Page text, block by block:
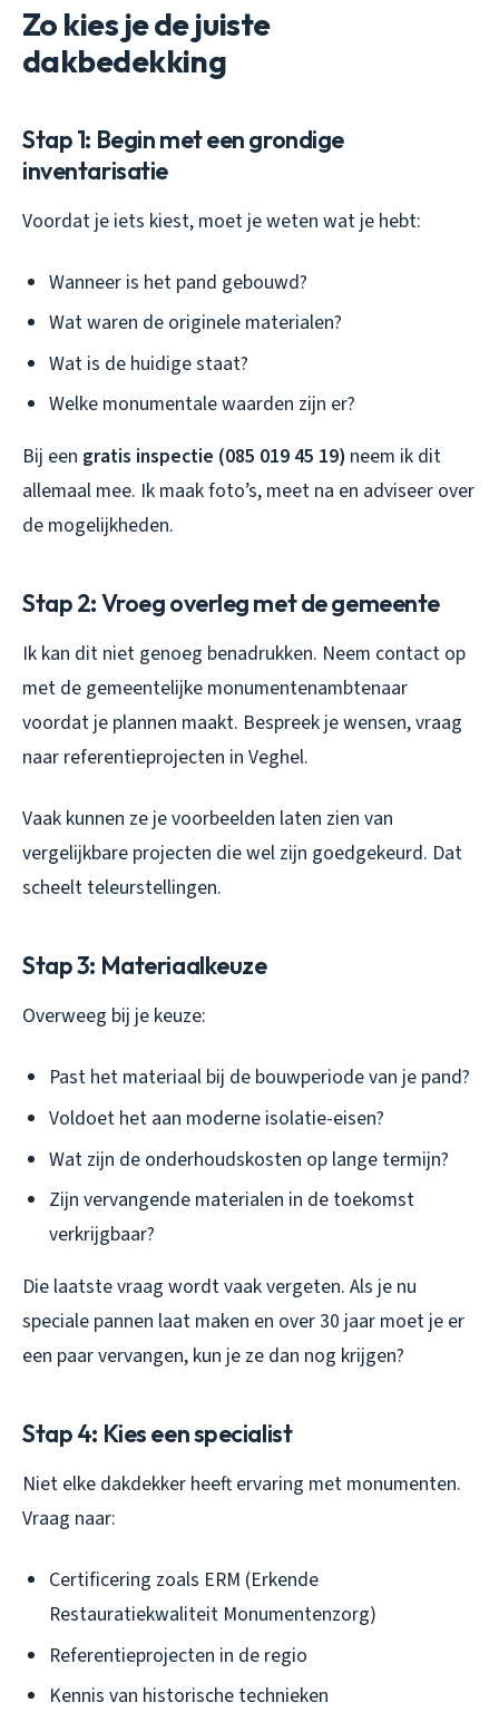
Zo kies je de juiste
dakbedekking
Stap 1: Begin met een grondige
inventarisatie
Voordat je iets kiest, moet je weten wat je hebt:
Wanneer is het pand gebouwd?
Wat waren de originele materialen?
Wat is de huidige staat?
Welke monumentale waarden zijn er?
Bij een gratis inspectie (085 019 45 19) neem ik dit
allemaal mee. Ik maak foto’s, meet na en adviseer over
de mogelijkheden.
Stap 2: Vroeg overleg met de gemeente
Ik kan dit niet genoeg benadrukken. Neem contact op
met de gemeentelijke monumentenambtenaar
voordat je plannen maakt. Bespreek je wensen, vraag
naar referentieprojecten in Veghel.
Vaak kunnen ze je voorbeelden laten zien van
vergelijkbare projecten die wel zijn goedgekeurd. Dat
scheelt teleurstellingen.
Stap 3: Materiaalkeuze
Overweeg bij je keuze:
Past het materiaal bij de bouwperiode van je pand?
Voldoet het aan moderne isolatie-eisen?
Wat zijn de onderhoudskosten op lange termijn?
Zijn vervangende materialen in de toekomst
verkrijgbaar?
Die laatste vraag wordt vaak vergeten. Als je nu
speciale pannen laat maken en over 30 jaar moet je er
een paar vervangen, kun je ze dan nog krijgen?
Stap 4: Kies een specialist
Niet elke dakdekker heeft ervaring met monumenten.
Vraag naar:
Certificering zoals ERM (Erkende
Restauratiekwaliteit Monumentenzorg)
Referentieprojecten in de regio
Kennis van historische technieken